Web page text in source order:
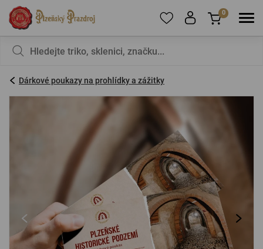
registrujte
E-mail: *
PŘIHLÁSIT SE
Zapomenuté heslo Nová registrace
0
Dárkové poukazy na prohlídky a zážitky